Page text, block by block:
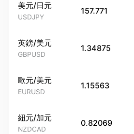
美元/日元
USDJPY
157.771
英鎊/美元
GBPUSD
1.34875
歐元/美元
EURUSD
1.15563
紐元/加元
NZDCAD
0.82069